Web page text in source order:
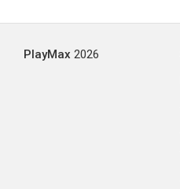
PlayMax 2026